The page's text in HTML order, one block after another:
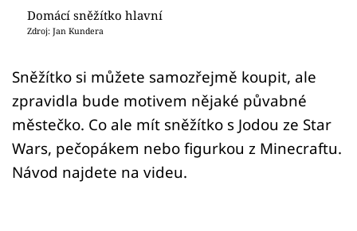
Domácí sněžítko hlavní
Zdroj: Jan Kundera
Sněžítko si můžete samozřejmě koupit, ale
zpravidla bude motivem nějaké půvabné
městečko. Co ale mít sněžítko s Jodou ze Star
Wars, pečopákem nebo figurkou z Minecraftu.
Návod najdete na videu.